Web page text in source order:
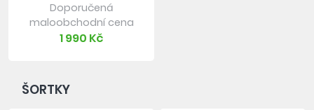
Doporučená
maloobchodní cena
1 990 Kč
ŠORTKY